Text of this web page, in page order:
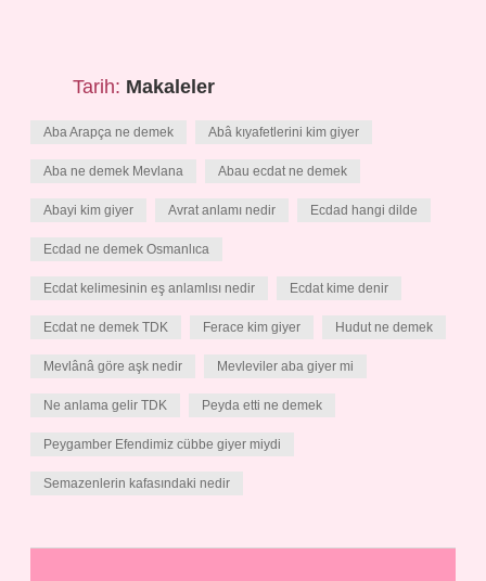
Tarih: Makaleler
Aba Arapça ne demek Abâ kıyafetlerini kim giyer
Aba ne demek Mevlana Abau ecdat ne demek
Abayi kim giyer Avrat anlamı nedir Ecdad hangi dilde
Ecdad ne demek Osmanlıca
Ecdat kelimesinin eş anlamlısı nedir Ecdat kime denir
Ecdat ne demek TDK Ferace kim giyer Hudut ne demek
Mevlânâ göre aşk nedir Mevleviler aba giyer mi
Ne anlama gelir TDK Peyda etti ne demek
Peygamber Efendimiz cübbe giyer miydi
Semazenlerin kafasındaki nedir